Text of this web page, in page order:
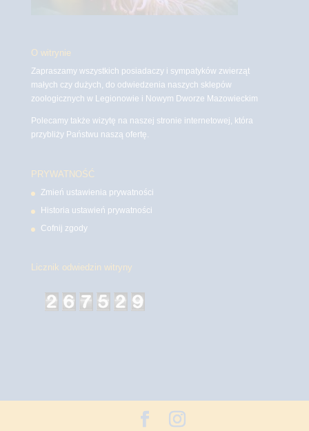
O witrynie
Zapraszamy wszystkich posiadaczy i sympatyków zwierząt
małych czy dużych, do odwiedzenia naszych sklepów
zoologicznych w Legionowie i Nowym Dworze Mazowieckim
Polecamy także wizytę na naszej stronie internetowej, która
przybliży Państwu naszą ofertę.
PRYWATNOŚĆ
Zmień ustawienia prywatności
Historia ustawień prywatności
Cofnij zgody
Licznik odwiedzin witryny